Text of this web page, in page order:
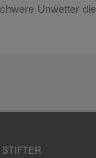
Unwetter